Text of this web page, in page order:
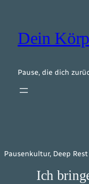
Dein
Pause, die dich
Pausenkultur, Deep
Ich